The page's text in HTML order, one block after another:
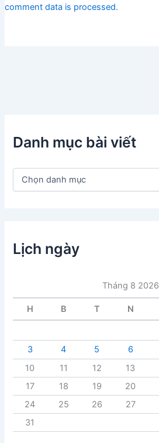
comment data is processed.
Danh mục bài viết
D
c
b
i
Lịch ngày
Tháng 8 2026
H B T N
3
4 5 6
10
11 12 13
17
18 19 20
24
25 26 27
31